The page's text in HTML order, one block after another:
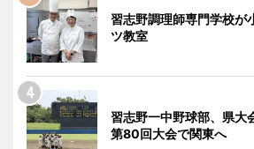
習志野調理師専門学校が
ツ教室
習志野一中野球部、県
第80回大会で関東へ